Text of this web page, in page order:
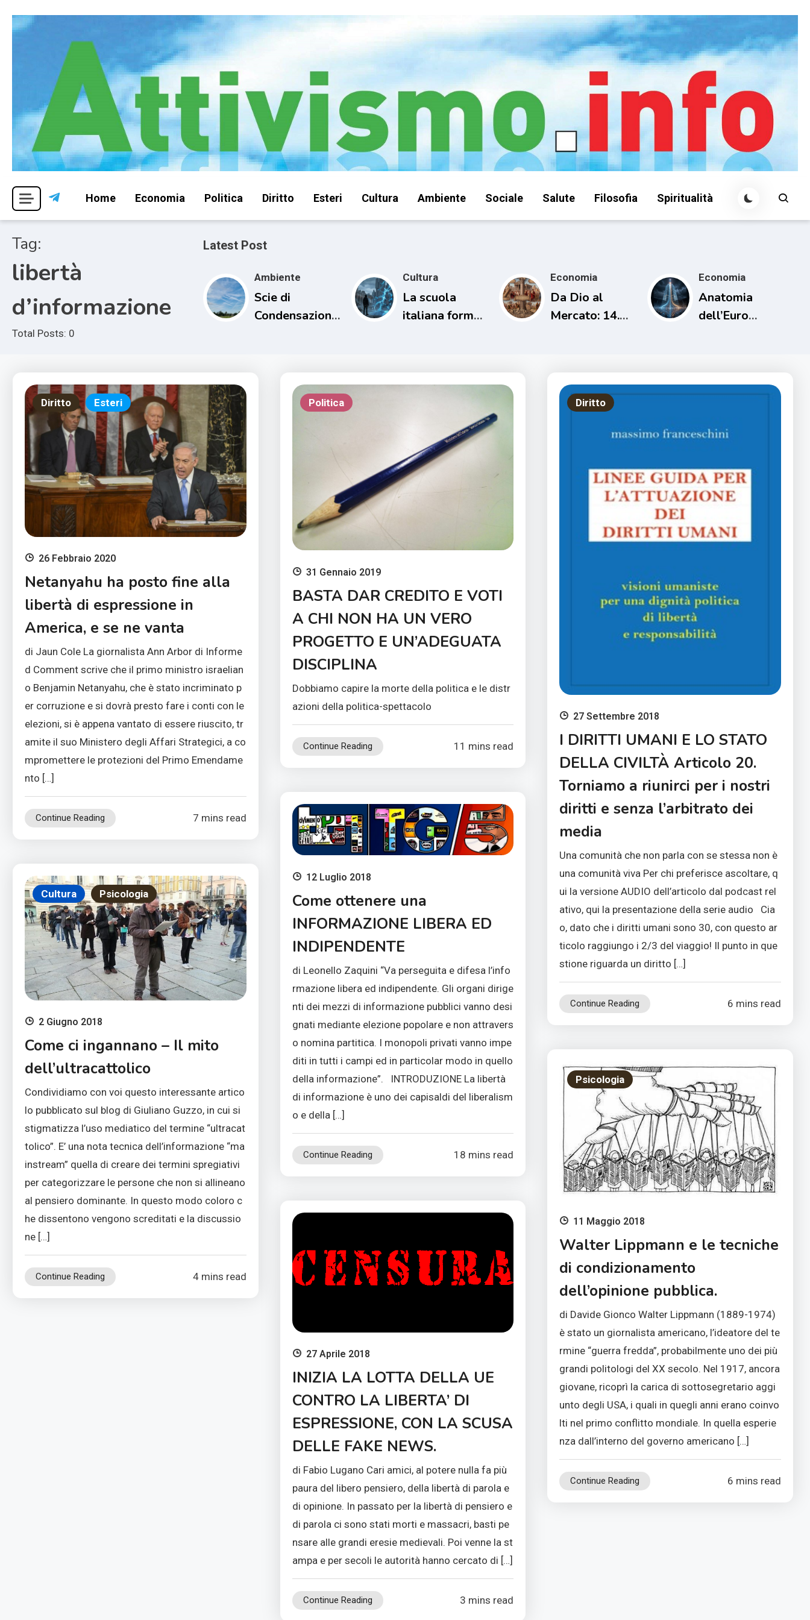
Attivismo.info
Home Economia Politica Diritto Esteri Cultura Ambiente Sociale Salute Filosofia Spiritualità
Tag:
libertà
d’informazione
Total Posts: 0
Latest Post
Ambiente
Scie di
Condensazione
Cultura
La scuola
italiana forma
comprendere il
proprio tempo
Economia
Da Dio al
Mercato: 14.
debiti una sola
volta
Economia
Anatomia
dell’Euro
Diritto Esteri
26 Febbraio 2020
Netanyahu ha posto fine alla
libertà di espressione in
America, e se ne vanta
di Jaun Cole La giornalista Ann Arbor di Informe
d Comment scrive che il primo ministro israelian
o Benjamin Netanyahu, che è stato incriminato p
er corruzione e si dovrà presto fare i conti con le
elezioni, si è appena vantato di essere riuscito, tr
amite il suo Ministero degli Affari Strategici, a co
mpromettere le protezioni del Primo Emendame
nto […]
Continue Reading 7 mins read
Politica
31 Gennaio 2019
BASTA DAR CREDITO E VOTI
A CHI NON HA UN VERO
PROGETTO E UN’ADEGUATA
DISCIPLINA
Dobbiamo capire la morte della politica e le distr
azioni della politica-spettacolo
Continue Reading 11 mins read
Diritto
27 Settembre 2018
I DIRITTI UMANI E LO STATO
DELLA CIVILTÀ Articolo 20.
Torniamo a riunirci per i nostri
diritti e senza l’arbitrato dei
media
Una comunità che non parla con se stessa non è
una comunità viva Per chi preferisce ascoltare, q
ui la versione AUDIO dell’articolo dal podcast rel
ativo, qui la presentazione della serie audio Cia
o, dato che i diritti umani sono 30, con questo ar
ticolo raggiungo i 2/3 del viaggio! Il punto in que
stione riguarda un diritto […]
Continue Reading 6 mins read
12 Luglio 2018
Come ottenere una
INFORMAZIONE LIBERA ED
INDIPENDENTE
di Leonello Zaquini “Va perseguita e difesa l’info
rmazione libera ed indipendente. Gli organi dirige
nti dei mezzi di informazione pubblici vanno desi
gnati mediante elezione popolare e non attravers
o nomina partitica. I monopoli privati vanno impe
diti in tutti i campi ed in particolar modo in quello
della informazione”. INTRODUZIONE La libertà
di informazione è uno dei capisaldi del liberalism
o e della […]
Continue Reading 18 mins read
Cultura Psicologia
2 Giugno 2018
Come ci ingannano – Il mito
dell’ultracattolico
Condividiamo con voi questo interessante artico
lo pubblicato sul blog di Giuliano Guzzo, in cui si
stigmatizza l’uso mediatico del termine “ultracat
tolico”. E’ una nota tecnica dell’informazione “ma
instream” quella di creare dei termini spregiativi
per categorizzare le persone che non si allineano
al pensiero dominante. In questo modo coloro c
he dissentono vengono screditati e la discussio
ne […]
Continue Reading 4 mins read
Psicologia
11 Maggio 2018
Walter Lippmann e le tecniche
di condizionamento
dell’opinione pubblica.
di Davide Gionco Walter Lippmann (1889-1974)
è stato un giornalista americano, l’ideatore del te
rmine “guerra fredda”, probabilmente uno dei più
grandi politologi del XX secolo. Nel 1917, ancora
giovane, ricoprì la carica di sottosegretario aggi
unto degli USA, i quali in quegli anni erano coinvo
lti nel primo conflitto mondiale. In quella esperie
nza dall’interno del governo americano […]
Continue Reading 6 mins read
27 Aprile 2018
INIZIA LA LOTTA DELLA UE
CONTRO LA LIBERTA’ DI
ESPRESSIONE, CON LA SCUSA
DELLE FAKE NEWS.
di Fabio Lugano Cari amici, al potere nulla fa più
paura del libero pensiero, della libertà di parola e
di opinione. In passato per la libertà di pensiero e
di parola ci sono stati morti e massacri, basti pe
nsare alle grandi eresie medievali. Poi venne la st
ampa e per secoli le autorità hanno cercato di […]
Continue Reading 3 mins read